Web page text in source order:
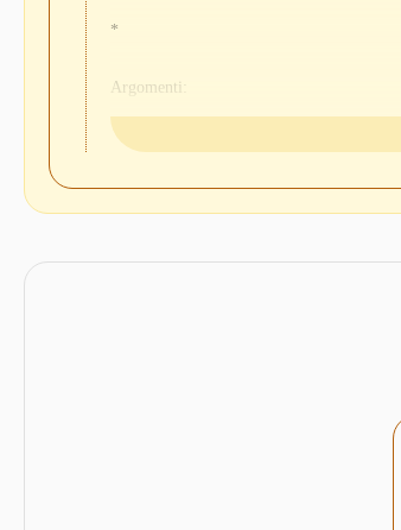
*
Argomenti:
• Alla scoperta dell'interfaccia del sistema
• Internet, Web e posta elettronica
книги на